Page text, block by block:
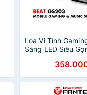
Loa Vi Tính
Sáng LED Siêu
Thoại FANTECH
- Hàng Chính